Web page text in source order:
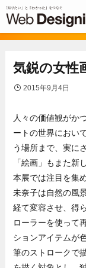
気鋭の女性
2015年9月4日
人々の価値観がか
ートの世界におい
う場所まで、実に
「絵画」もまた新
本展では注目を集
未奈子は自然の風
経て変容させ、得
ローラーを使って
ションアイテムが
筆のストロークで